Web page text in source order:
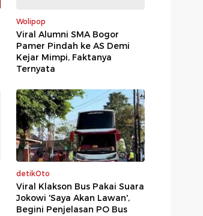
Wolipop
Viral Alumni SMA Bogor
Pamer Pindah ke AS Demi
Kejar Mimpi, Faktanya
Ternyata
detikOto
Viral Klakson Bus Pakai Suara
Jokowi 'Saya Akan Lawan',
Begini Penjelasan PO Bus